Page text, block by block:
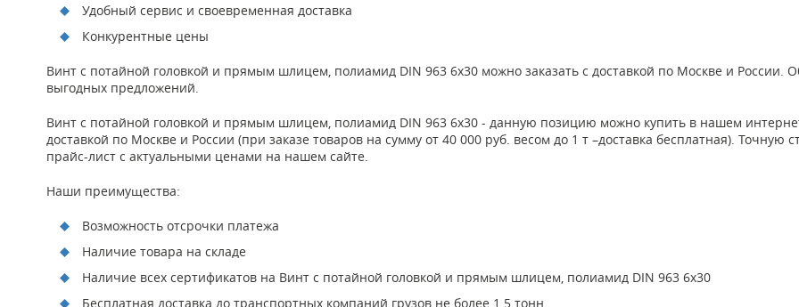
Удобный сервис и своевременная доставка
Конкурентные цены
Винт с потайной головкой и прямым шлицем, полиамид DIN 963 6x30 можно заказать с доставкой по Москве и России.
выгодных предложений.
Винт с потайной головкой и прямым шлицем, полиамид DIN 963 6x30 - данную позицию можно купить в нашем
доставкой по Москве и России (при заказе товаров на сумму от 40 000 руб. весом до 1 т –доставка бесплатная).
прайс-лист с актуальными ценами на нашем сайте.
Наши преимущества:
Возможность отсрочки платежа
Наличие товара на складе
Наличие всех сертификатов на Винт с потайной головкой и прямым шлицем, полиамид DIN 963 6x30
Бесплатная доставка до транспортных компаний грузов не более 1.5 тонн